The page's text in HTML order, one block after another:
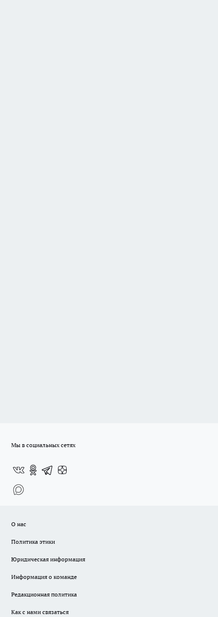
Мы в социальных сетях
О нас
Политика этики
Юридическая информация
Информация о команде
Редакционная политика
Как с нами связаться